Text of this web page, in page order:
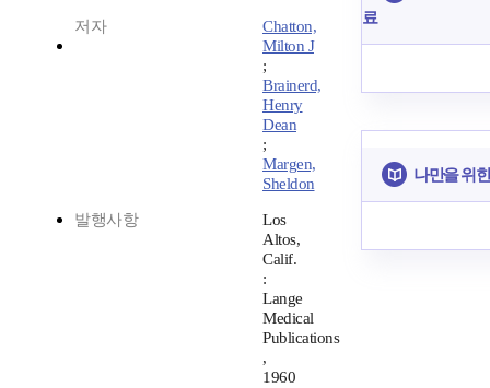
저자
Chatton,
Milton J
;
Brainerd,
Henry
Dean
;
Margen,
Sheldon
발행사항
Los
Altos,
Calif.
:
Lange
Medical
Publications
,
1960
료
나만을 위